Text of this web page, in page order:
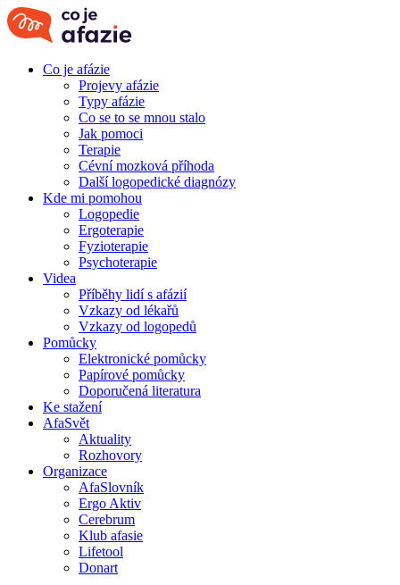
Co je afázie
Projevy afázie
Typy afázie
Co se to se mnou stalo
Jak pomoci
Terapie
Cévní mozková příhoda
Další logopedické diagnózy
Kde mi pomohou
Logopedie
Ergoterapie
Fyzioterapie
Psychoterapie
Videa
Příběhy lidí s afázií
Vzkazy od lékařů
Vzkazy od logopedů
Pomůcky
Elektronické pomůcky
Papírové pomůcky
Doporučená literatura
Ke stažení
AfaSvět
Aktuality
Rozhovory
Organizace
AfaSlovník
Ergo Aktiv
Cerebrum
Klub afasie
Lifetool
Donart